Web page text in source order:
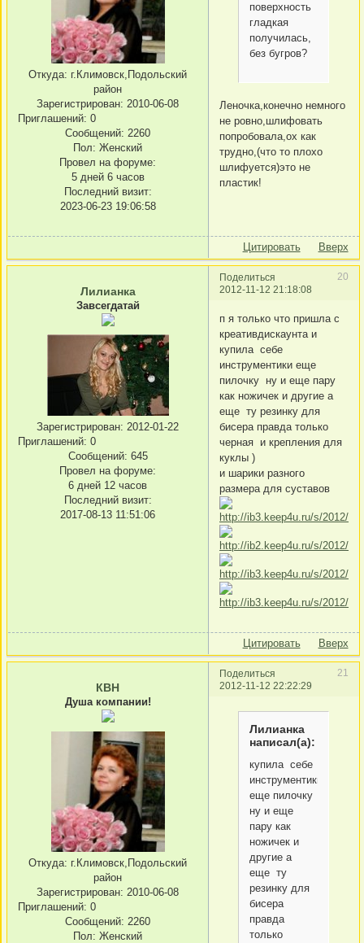
Откуда: г.Климовск,Подольский
район
Зарегистрирован: 2010-06-08
Приглашений: 0
Сообщений: 2260
Пол: Женский
Провел на форуме:
5 дней 6 часов
Последний визит:
2023-06-23 19:06:58
поверхность
гладкая
получилась,
без бугров?
Леночка,конечно немного
не ровно,шлифовать
попробовала,ох как
трудно,(что то плохо
шлифуется)это не
пластик!
Цитировать Вверх
Поделиться
20
2012-11-12 21:18:08
Лилианка
Завсегдатай
Зарегистрирован: 2012-01-22
Приглашений: 0
Сообщений: 645
Провел на форуме:
6 дней 12 часов
Последний визит:
2017-08-13 11:51:06
п я только что пришла с
креативдискаунта и
купила себе
инструментики еще
пилочку ну и еще пару
как ножичек и другие а
еще ту резинку для
бисера правда только
черная и крепления для
куклы )
и шарики разного
размера для суставов
Цитировать Вверх
Поделиться
21
2012-11-12 22:22:29
КВН
Душа компании!
Откуда: г.Климовск,Подольский
район
Зарегистрирован: 2010-06-08
Приглашений: 0
Сообщений: 2260
Пол: Женский
Лилианка
написал(а):
купила себе
инструментики
еще пилочку
ну и еще
пару как
ножичек и
другие а
еще ту
резинку для
бисера
правда
только